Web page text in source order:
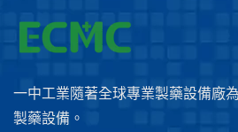
一中工業隨著全球專業製藥設備廠
製藥設備。